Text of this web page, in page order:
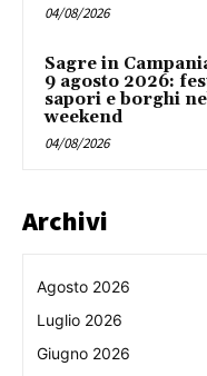
04/08/2026
Sagre in
9 agosto 2026:
sapori e borghi
weekend
04/08/2026
Archivi
Agosto 2026
Luglio 2026
Giugno 2026